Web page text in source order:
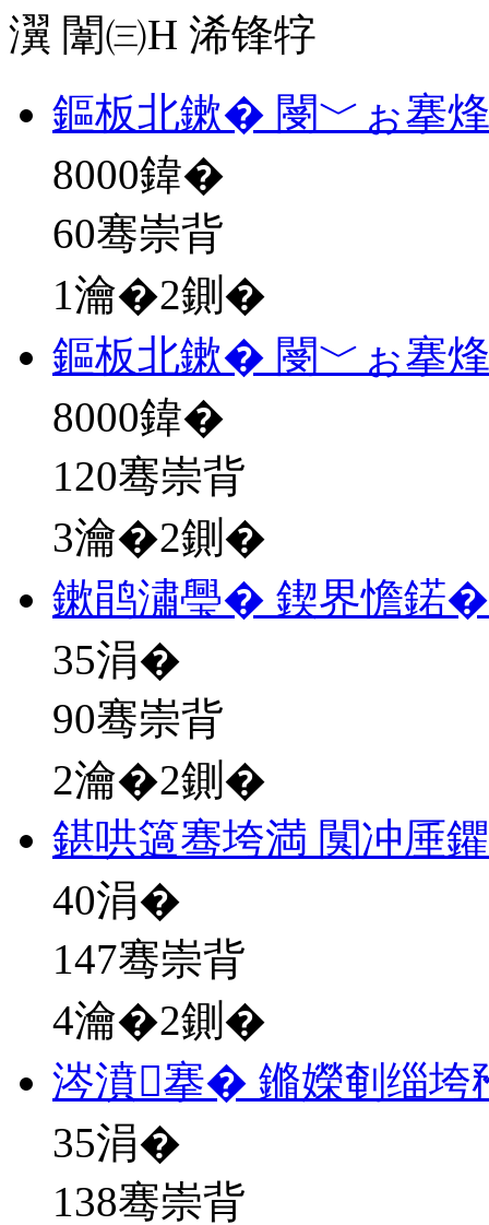
瀷 闈㈢Н 浠锋牸
鏂板北鏉� 閿﹀ぉ搴
8000鍏�
60骞崇背
1瀹�2鍘�
鏂板北鏉� 閿﹀ぉ搴
8000鍏�
120骞崇背
3瀹�2鍘�
鏉鹃潚璺� 鍥界憺鍩�
35涓�
90骞崇背
2瀹�2鍘�
鍖哄簻骞垮満 闃冲厜
40涓�
147骞崇背
4瀹�2鍘�
涔濆搴� 鏅嬫剦缁垮
35涓�
138骞崇背